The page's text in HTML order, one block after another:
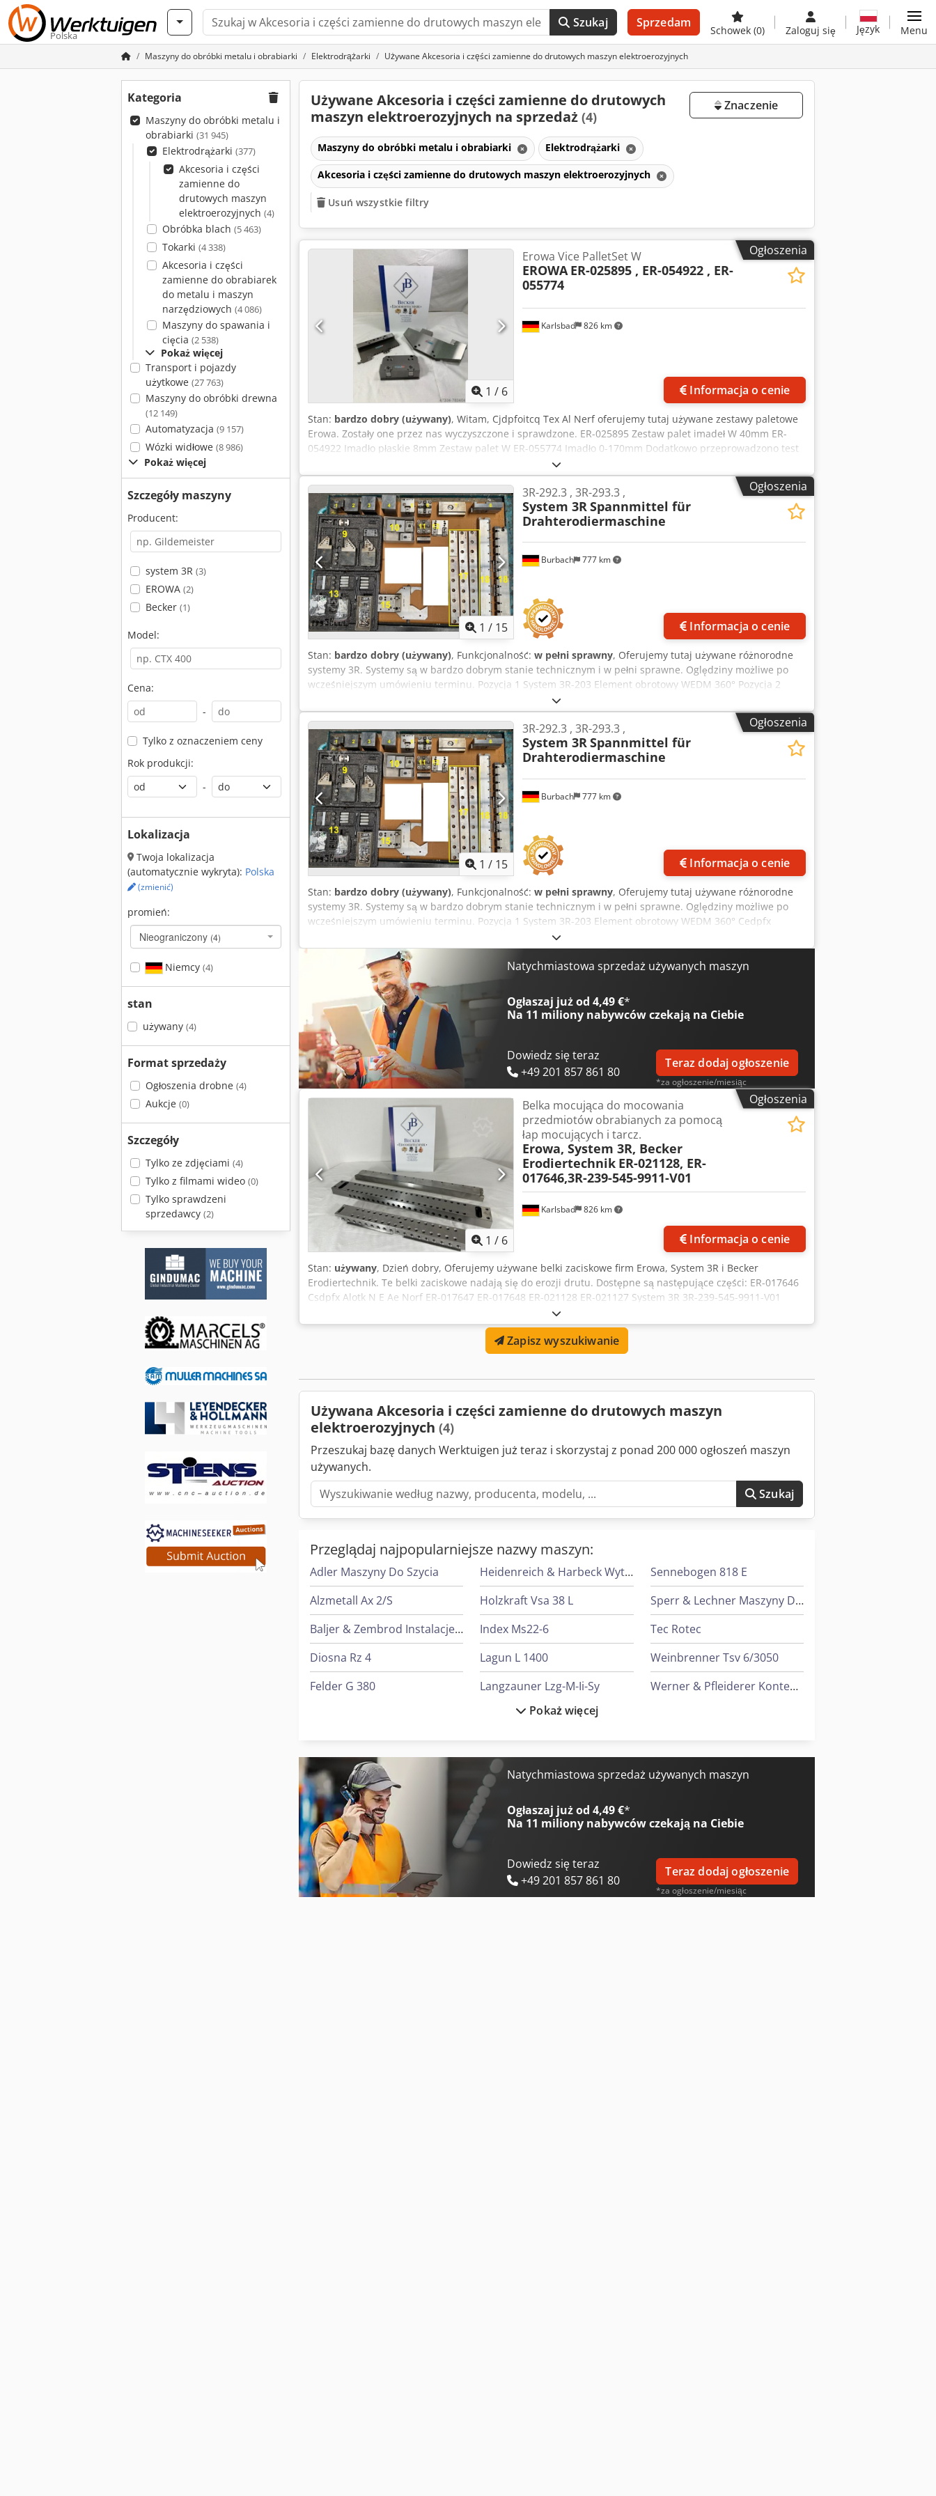
Polska
Szukaj Sprzedam
Schowek (0) Zaloguj się Język Menu
Maszyny do obróbki metalu i obrabiarki Elektrodrążarki Używane Akcesoria i części zamienne do drutowych maszyn elektroerozyjnych
Kategoria
Maszyny do obróbki metalu i
obrabiarki (31 945)
Elektrodrążarki (377)
Akcesoria i części
zamienne do
drutowych maszyn
elektroerozyjnych (4)
Obróbka blach (5 463)
Tokarki (4 338)
Akcesoria i części
zamienne do obrabiarek
do metalu i maszyn
narzędziowych (4 086)
Maszyny do spawania i
cięcia (2 538)
Pokaż więcej
Transport i pojazdy
użytkowe (27 763)
Maszyny do obróbki drewna
(12 149)
Automatyzacja (9 157)
Wózki widłowe (8 986)
Pokaż więcej
Szczegóły maszyny
Producent:
system 3R (3)
EROWA (2)
Becker (1)
Model:
Cena:
-
Tylko z oznaczeniem ceny
Rok produkcji:
-
Lokalizacja
Twoja lokalizacja
(automatycznie wykryta): Polska
(zmienić)
promień:
Nieograniczony (4)
Niemcy (4)
stan
używany (4)
Format sprzedaży
Ogłoszenia drobne (4)
Aukcje (0)
Szczegóły
Tylko ze zdjęciami (4)
Tylko z filmami wideo (0)
Tylko sprawdzeni
sprzedawcy (2)
Używane Akcesoria i części zamienne do drutowych
maszyn elektroerozyjnych na sprzedaż (4)
Znaczenie
Maszyny do obróbki metalu i obrabiarki Elektrodrążarki
Akcesoria i części zamienne do drutowych maszyn elektroerozyjnych
Usuń wszystkie filtry
Ogłoszenia
1 / 6
Karlsbad 826 km
Erowa Vice PalletSet W
EROWA ER-025895 , ER-054922 , ER-
055774
Informacja o cenie
Stan: bardzo dobry (używany), Witam, Cjdpfoitcq Tex Al Nerf oferujemy tutaj używane zestawy paletowe
Erowa. Zostały one przez nas wyczyszczone i sprawdzone. ER-025895 Zestaw palet imadeł W 40mm ER-
054922 Imadło płaskie 8mm Zestaw palet W ER-055774 Imadło 0-170mm Dodatkowo przeprowadzono test
funkcjonalny. Przyłbice posiadają niewielkie ślady użytkowania, technicznie są w bardzo dobrym stanie.
Możliwy również odbiór indywidualny. Dostępne są również części zamienne. Czy ma pan jakieś pytania?
W takim razie jesteśmy do Państwa dyspozycji.
Ogłoszenia
1 / 15
Burbach 777 km
3R-292.3 , 3R-293.3 ,
System 3RSpannmittel für
Drahterodiermaschine
Informacja o cenie
Stan: bardzo dobry (używany), Funkcjonalność: w pełni sprawny, Oferujemy tutaj używane różnorodne
systemy 3R. Systemy są w bardzo dobrym stanie technicznym i w pełni sprawne. Oględziny możliwe po
wcześniejszym umówieniu terminu. Pozycja 1 System 3R-203 Element obrotowy WEDM 360° Pozycja 2
System 3R-201J Adapter WEDM 90° Pozycja 3 System 3R-201J Adapter WEDM 90° Crsdpfx Alexqn Ubs Nof
Pozycja 4 System 3R-201J Adapter WEDM 90° Pozycja 5 System 3R-202 MiniBlock Pozycja 6 System 3R-202
MiniBlock Pozycje 7+8 System 3R-204 Adapter do regulacji wysokości WEDM Pozycja 9 System 3R-218/30S
Zestaw uchwytów Pozycja 11 System 3R-602.21 Manualne uchwyty Macro Pozycja 12 System 3R-294.3
Imadło Pozycja 15 System 3R-293.3 SuperVice Pozycja 17 System 3R-200-4J-2 470mm System 3R-200-4J-2
470mm System 3R-200-4J-2 330mm System 3R-200-4J-2 138mm Pozycja 18 System 3R-239–545 0006-V01
System 3R-239–495 Wysyłka i oględziny możliwe!
Ogłoszenia
1 / 15
Burbach 777 km
3R-292.3 , 3R-293.3 ,
System 3RSpannmittel für
Drahterodiermaschine
Informacja o cenie
Stan: bardzo dobry (używany), Funkcjonalność: w pełni sprawny, Oferujemy tutaj używane różnorodne
systemy 3R. Systemy są w bardzo dobrym stanie technicznym i w pełni sprawne. Oględziny możliwe po
wcześniejszym umówieniu terminu. Pozycja 1 System 3R-203 Element obrotowy WEDM 360° Cedpfx
Alsyzqmdj Norf Pozycja 2 System 3R-201J Adapter WEDM 90° Pozycja 3 System 3R-201J Adapter WEDM 90°
Pozycja 4 System 3R-201J Adapter WEDM 90° Pozycja 5 System 3R-202 MiniBlock Pozycja 6 System 3R-202
MiniBlock Pozycje 7+8 System 3R-204 Adapter do regulacji wysokości WEDM Pozycja 9 System 3R-218/30S
Zestaw uchwytów Pozycja 11 System 3R-602.21 Manualne uchwyty Macro Pozycja 12 System 3R-294.3
Imadło Pozycja 15 System 3R-293.3 SuperVice Pozycja 17 System 3R-200-4J-2 470mm System 3R-200-4J-2
470mm System 3R-200-4J-2 330mm System 3R-200-4J-2 138mm Pozycja 18 System 3R-239–545 0006-V01
System 3R-239–495 Wysyłka i oględziny możliwe!
Natychmiastowa sprzedaż używanych maszyn
Ogłaszaj już od 4,49 €*
Na 11 miliony nabywcówczekają na Ciebie
Dowiedz się teraz
+49 201 857 861 80
Teraz dodaj ogłoszenie
*za ogłoszenie/miesiąc
Ogłoszenia
1 / 6
Karlsbad 826 km
Belka mocująca do mocowania
przedmiotów obrabianych za pomocą
łap mocujących i tarcz.
Erowa, System 3R, Becker
Erodiertechnik ER-021128, ER-
017646,3R-239-545-9911-V01
Informacja o cenie
Stan: używany, Dzień dobry, Oferujemy używane belki zaciskowe firm Erowa, System 3R i Becker
Erodiertechnik. Te belki zaciskowe nadają się do erozji drutu. Dostępne są następujące części: ER-017646
Csdpfx Alotk N E Ae Norf ER-017647 ER-017648 ER-021128 ER-021127 System 3R 3R-239-545-9911-V01
Technologia erozji Becker SB430-SB680 Urządzenia mocujące noszą ślady zużycia i są w bardzo dobrym
stanie technicznym. Możliwy również odbiór indywidualny. Dostępne są części zamienne i akcesoria. Masz
jakieś pytania? Jesteśmy do Państwa dyspozycji.Zapisz wyszukiwanie
Używana Akcesoria i części zamienne do drutowych maszyn
elektroerozyjnych (4)
Przeszukaj bazę danych Werktuigen już teraz i skorzystaj z ponad 200 000 ogłoszeń maszyn
używanych.
Szukaj
Przeglądaj najpopularniejsze nazwy maszyn:
Adler Maszyny Do Szycia
Alzmetall Ax 2/S
Baljer & Zembrod Instalacje Do Drewna Okrągłego
Diosna Rz 4
Felder G 380
Gildemeister Mf Twin 65
Heidenreich & Harbeck Wytaczarki Do Otworów Głębokich
Holzkraft Vsa 38 L
Index Ms22-6
Lagun L 1400
Langzauner Lzg-M-Ii-Sy
Linde L 10
Mercedes-Benz V
Sennebogen 818 E
Sperr & Lechner Maszyny Do Cięcia
Tec Rotec
Weinbrenner Tsv 6/3050
Werner & Pfleiderer Kontenery
Pokaż więcej
Natychmiastowa sprzedaż używanych maszyn
Ogłaszaj już od 4,49 €*
Na 11 miliony nabywcówczekają na Ciebie
Dowiedz się teraz
+49 201 857 861 80
Teraz dodaj ogłoszenie
*za ogłoszenie/miesiąc